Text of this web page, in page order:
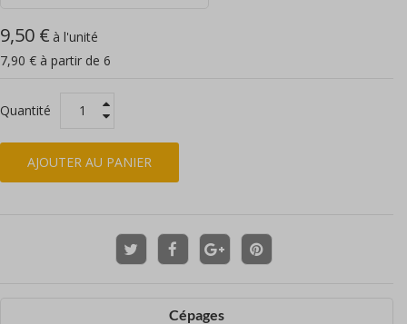
9,50 € à l'unité
7,90 € à partir de 6
Quantité
AJOUTER AU PANIER
Cépages